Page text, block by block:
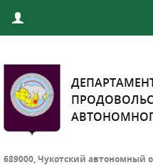
689000, Чукотский автономный